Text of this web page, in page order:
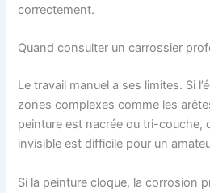
correctement.
Quand consulter un carrossier
Le travail manuel a ses limites. Si
zones complexes comme les
peinture est nacrée ou tri-couche,
invisible est difficile pour un
Si la peinture cloque, la corrosion